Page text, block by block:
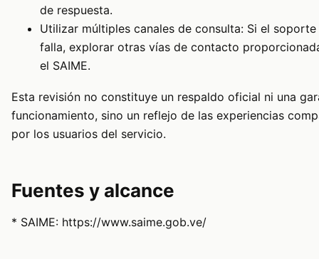
de respuesta.
Utilizar múltiples canales de consulta: Si el soporte
falla, explorar otras vías de contacto
el SAIME.
Esta revisión no constituye un respaldo oficial ni una
funcionamiento, sino un reflejo de las experiencias
por los usuarios del servicio.
Fuentes y alcance
* SAIME: https://www.saime.gob.ve/